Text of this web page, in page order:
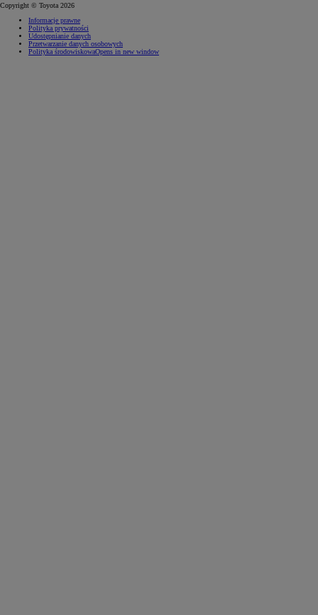
Copyright © Toyota 2026
Informacje prawne
Polityka prywatności
Udostępnianie danych
Przetwarzanie danych osobowych
Polityka środowiskowaOpens in new window